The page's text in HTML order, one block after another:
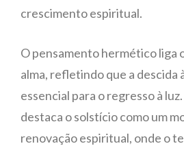
crescimento espiritual.
O pensamento hermético liga
alma, refletindo que a descida
essencial para o regresso à
destaca o solstício como um
renovação espiritual, onde o